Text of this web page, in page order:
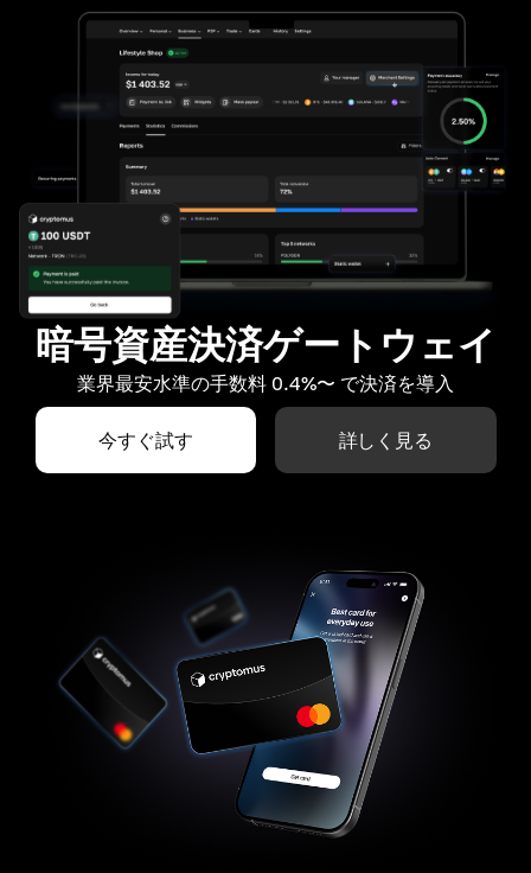
暗号資産決済ゲートウェイ
業界最安水準の手数料 0.4%〜 で決済を導入
今すぐ試す 詳しく見る